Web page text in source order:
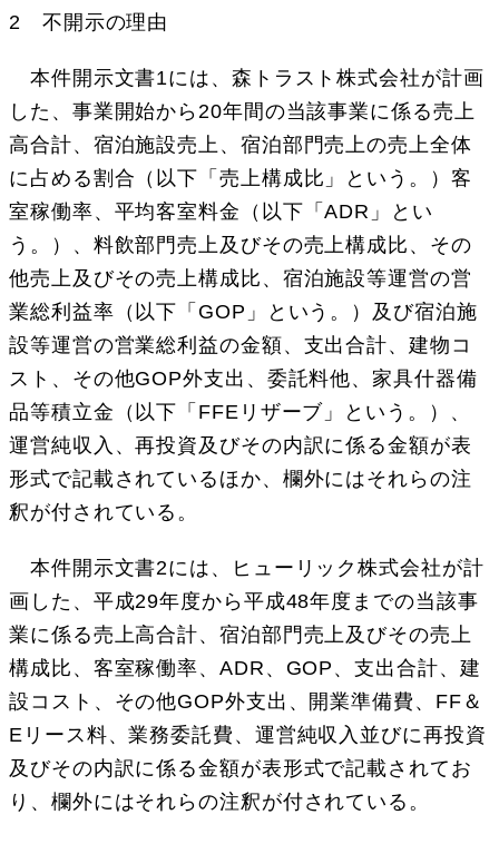
2 不開示の理由
本件開示文書1には、森トラスト株式会社が計画
した、事業開始から20年間の当該事業に係る売上
高合計、宿泊施設売上、宿泊部門売上の売上全体
に占める割合（以下「売上構成比」という。）客
室稼働率、平均客室料金（以下「ADR」とい
う。）、料飲部門売上及びその売上構成比、その
他売上及びその売上構成比、宿泊施設等運営の営
業総利益率（以下「GOP」という。）及び宿泊施
設等運営の営業総利益の金額、支出合計、建物コ
スト、その他GOP外支出、委託料他、家具什器備
品等積立金（以下「FFEリザーブ」という。）、
運営純収入、再投資及びその内訳に係る金額が表
形式で記載されているほか、欄外にはそれらの注
釈が付されている。
本件開示文書2には、ヒューリック株式会社が計
画した、平成29年度から平成48年度までの当該事
業に係る売上高合計、宿泊部門売上及びその売上
構成比、客室稼働率、ADR、GOP、支出合計、建
設コスト、その他GOP外支出、開業準備費、FF＆
Eリース料、業務委託費、運営純収入並びに再投資
及びその内訳に係る金額が表形式で記載されてお
り、欄外にはそれらの注釈が付されている。